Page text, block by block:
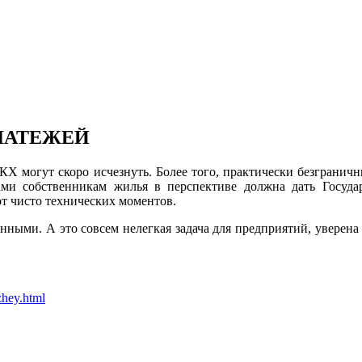
скоро исчезнуть. Более того, практически
собственникам жилья в перспективе должна дать
чисто технических моментов.
А это совсем нелегкая задача для предприятий,